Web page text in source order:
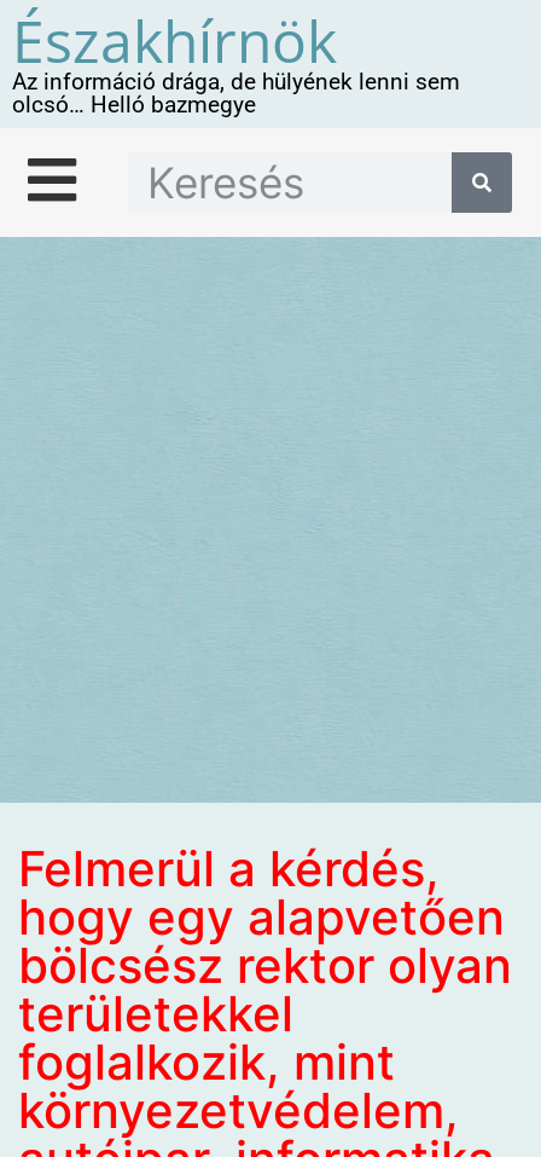
Északhírnök
Az információ drága, de hülyének lenni sem
olcsó… Helló bazmegye
Felmerül a kérdés,
hogy egy alapvetően
bölcsész rektor olyan
területekkel
foglalkozik, mint
környezetvédelem,